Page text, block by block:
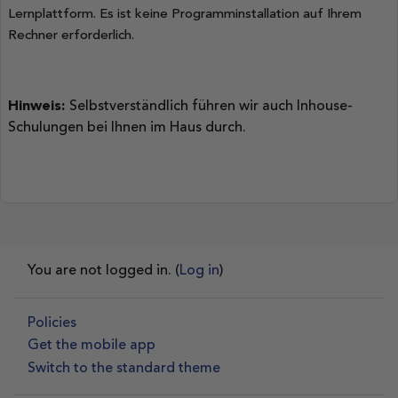
Lernplattform. Es ist keine Programminstallation auf Ihrem
Rechner erforderlich.
Hinweis: Selbstverständlich führen wir auch Inhouse-
Schulungen bei Ihnen im Haus durch.
You are not logged in. (Log in)
Policies
Get the mobile app
Switch to the standard theme